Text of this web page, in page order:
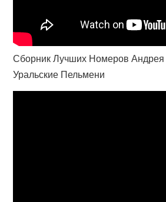
Сборник Лучших Номеров
Уральские Пельмени